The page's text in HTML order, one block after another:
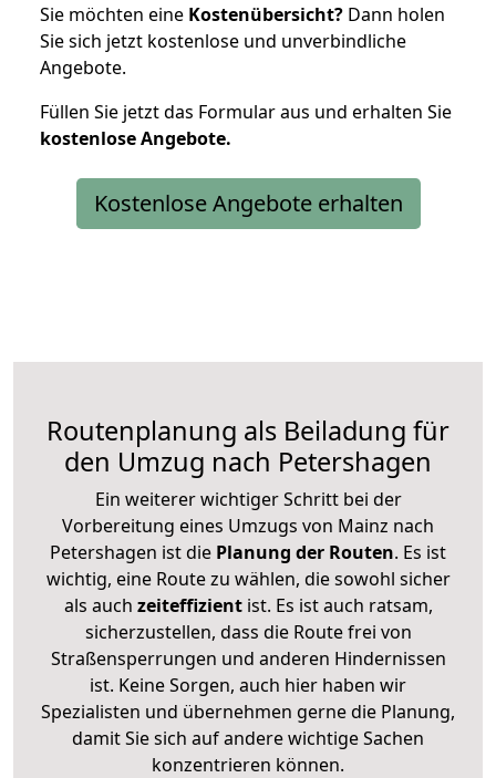
Sie möchten eine Kostenübersicht? Dann holen
Sie sich jetzt kostenlose und unverbindliche
Angebote.
Füllen Sie jetzt das Formular aus und erhalten Sie
kostenloseAngebote.
Kostenlose Angebote erhalten
Routenplanung als Beiladung für
den Umzug nach Petershagen
Ein weiterer wichtiger Schritt bei der
Vorbereitung eines Umzugs von Mainz nach
Petershagen ist die Planung der Routen. Es ist
wichtig, eine Route zu wählen, die sowohl sicher
als auch zeiteffizientist. Es ist auch ratsam,
sicherzustellen, dass die Route frei von
Straßensperrungen und anderen Hindernissen
ist. Keine Sorgen, auch hier haben wir
Spezialisten und übernehmen gerne die Planung,
damit Sie sich auf andere wichtige Sachen
konzentrieren können.